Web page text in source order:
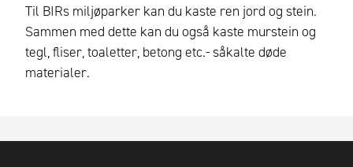
Til BIRs miljøparker kan du kaste ren jord og stein.
Sammen med dette kan du også kaste murstein og
tegl, fliser, toaletter, betong etc.- såkalte døde
materialer.